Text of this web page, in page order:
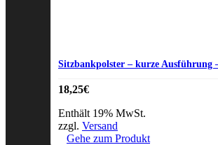
Sitzbankpolster – kurze Ausführung
18,25€
Enthält 19% MwSt.
zzgl. Versand
Gehe zum Produkt